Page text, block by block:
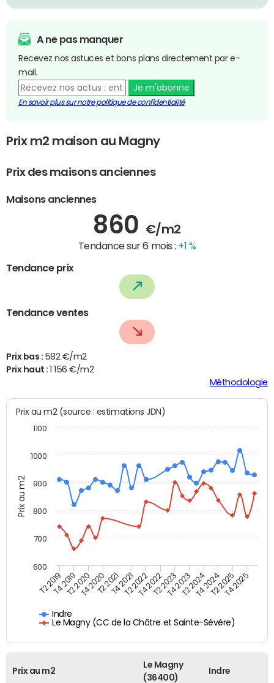
A ne pas manquer
Recevez nos astuces et bons plans directement par e-
mail.
Je m'abonne
En savoir plus sur notre politique de confidentialité
Prix m2 maison au Magny
Prix des maisons anciennes
Maisons anciennes
860 €/m2
Tendance sur 6 mois : +1 %
Tendance prix
Tendance ventes
Prix bas : 582 €/m2
Prix haut :
1 156 €/m2
Méthodologie
Prix au m2
Prix au m2 (source : estimations JDN)
Indre
Le Magny (CC de la Châtre et Sainte-Sévère)
T2 2019T4 2019T2 2020T4 2020T2 2021T4 2021T2 2022T4 2022T2 2023T4 2023T2 2024T4 2024T2 2025T4 2025
600
700
800
900
1000
1100
Prix au m2
Le Magny
(36400)
Indre